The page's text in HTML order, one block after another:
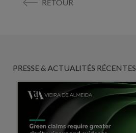
RETOUR
PRESSE & ACTUALITÉS RÉCENTES